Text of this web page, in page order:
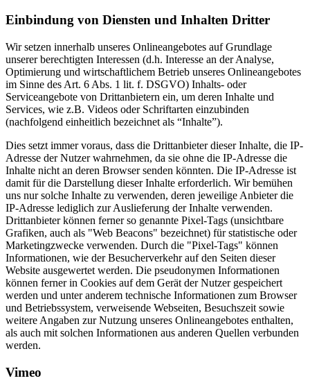
Einbindung von Diensten und Inhalten Dritter
Wir setzen innerhalb unseres Onlineangebotes auf Grundlage
unserer berechtigten Interessen (d.h. Interesse an der Analyse,
Optimierung und wirtschaftlichem Betrieb unseres Onlineangebotes
im Sinne des Art. 6 Abs. 1 lit. f. DSGVO) Inhalts- oder
Serviceangebote von Drittanbietern ein, um deren Inhalte und
Services, wie z.B. Videos oder Schriftarten einzubinden
(nachfolgend einheitlich bezeichnet als “Inhalte”).
Dies setzt immer voraus, dass die Drittanbieter dieser Inhalte, die IP-
Adresse der Nutzer wahrnehmen, da sie ohne die IP-Adresse die
Inhalte nicht an deren Browser senden könnten. Die IP-Adresse ist
damit für die Darstellung dieser Inhalte erforderlich. Wir bemühen
uns nur solche Inhalte zu verwenden, deren jeweilige Anbieter die
IP-Adresse lediglich zur Auslieferung der Inhalte verwenden.
Drittanbieter können ferner so genannte Pixel-Tags (unsichtbare
Grafiken, auch als "Web Beacons" bezeichnet) für statistische oder
Marketingzwecke verwenden. Durch die "Pixel-Tags" können
Informationen, wie der Besucherverkehr auf den Seiten dieser
Website ausgewertet werden. Die pseudonymen Informationen
können ferner in Cookies auf dem Gerät der Nutzer gespeichert
werden und unter anderem technische Informationen zum Browser
und Betriebssystem, verweisende Webseiten, Besuchszeit sowie
weitere Angaben zur Nutzung unseres Onlineangebotes enthalten,
als auch mit solchen Informationen aus anderen Quellen verbunden
werden.
Vimeo